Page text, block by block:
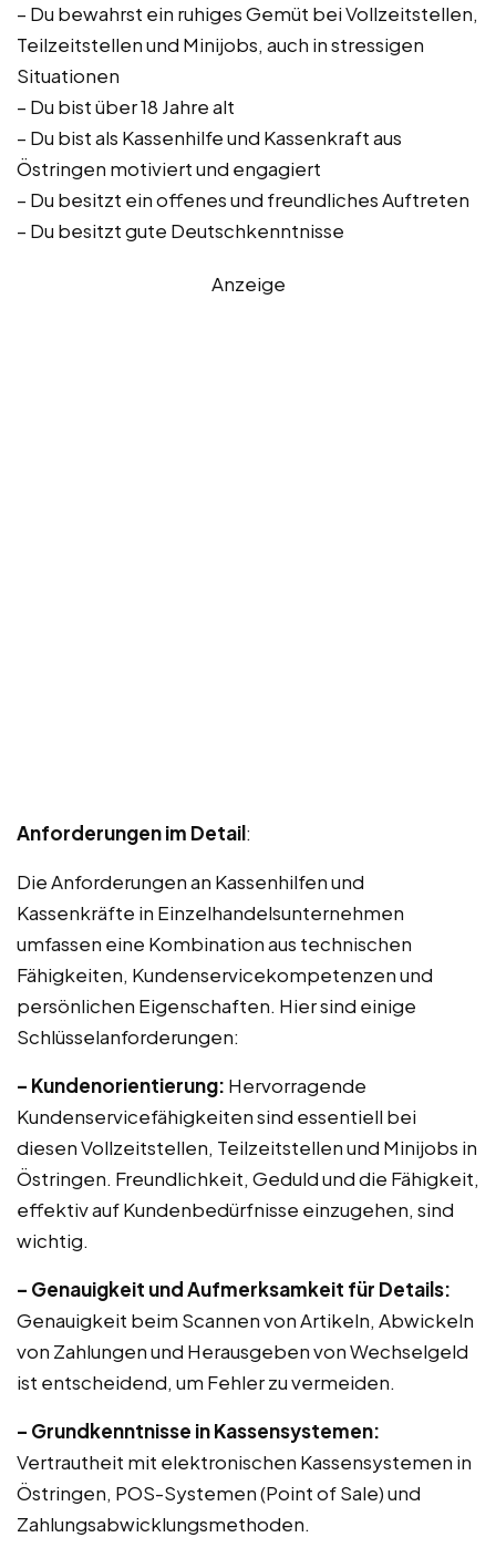
– Du bewahrst ein ruhiges Gemüt bei Vollzeitstellen,
Teilzeitstellen und Minijobs, auch in stressigen
Situationen
– Du bist über 18 Jahre alt
– Du bist als Kassenhilfe und Kassenkraft aus
Östringen motiviert und engagiert
– Du besitzt ein offenes und freundliches Auftreten
– Du besitzt gute Deutschkenntnisse
Anzeige
Anforderungen im Detail:
Die Anforderungen an Kassenhilfen und
Kassenkräfte in Einzelhandelsunternehmen
umfassen eine Kombination aus technischen
Fähigkeiten, Kundenservicekompetenzen und
persönlichen Eigenschaften. Hier sind einige
Schlüsselanforderungen:
– Kundenorientierung: Hervorragende
Kundenservicefähigkeiten sind essentiell bei
diesen Vollzeitstellen, Teilzeitstellen und Minijobs in
Östringen. Freundlichkeit, Geduld und die Fähigkeit,
effektiv auf Kundenbedürfnisse einzugehen, sind
wichtig.
– Genauigkeit und Aufmerksamkeit für Details:
Genauigkeit beim Scannen von Artikeln, Abwickeln
von Zahlungen und Herausgeben von Wechselgeld
ist entscheidend, um Fehler zu vermeiden.
– Grundkenntnisse in Kassensystemen:
Vertrautheit mit elektronischen Kassensystemen in
Östringen, POS-Systemen (Point of Sale) und
Zahlungsabwicklungsmethoden.